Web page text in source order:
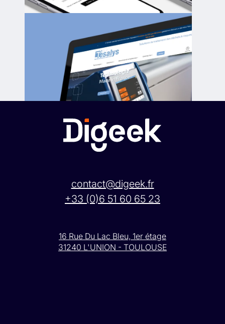
contact@digeek.fr
+33 (0)6 51 60 65 23
16 Rue Du Lac Bleu, 1er étage
31240 L'UNION - TOULOUSE